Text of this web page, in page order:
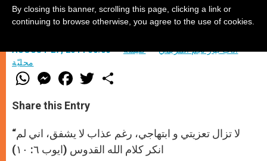
يوميات كاهن… في مخيمات اللاجئين
AUGUST 27, 2014 00:00 الأب بيار نجم المريمي
كنيسة
محليّة
W
h
t
s
p
M
e
s
e
g
e
r
F
a
e
b
o
k
w
r
Share this Entry
“لا تزال تعزيتي و ابتهاجي، رغم عذاب لا يشفق، اني لم
انكر كلام الله القدوس (ايوب ٦: ١٠)
By closing this banner, scrolling this page, clicking a link or
continuing to browse otherwise, you agree to the use of cookies.